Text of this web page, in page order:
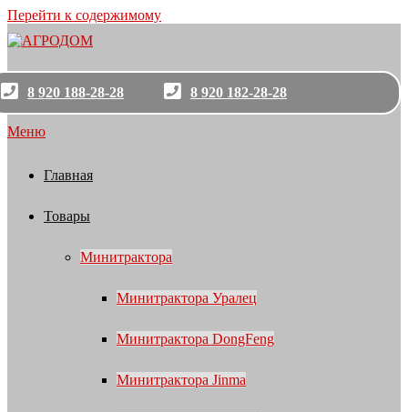
Перейти к содержимому
8 920 188-28-28 8 920 182-28-28
Меню
Главная
Товары
Минитрактора
Минитрактора Уралец
Минитрактора DongFeng
Минитрактора Jinma